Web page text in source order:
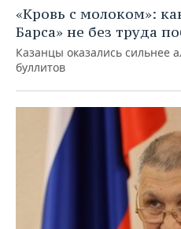
«Кровь с молоком»:
Барса» не без труда
Казанцы оказались сильнее
буллитов